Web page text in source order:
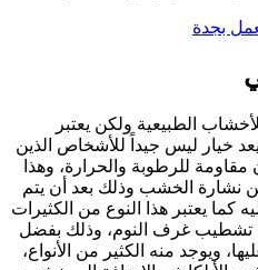
بجدة
الطبيعية ولكن يعتبر
خيار ليس جيداً للأشخاص الذين
للرطوبة والحرارة، وهذا
نشارة الخشب وذلك بعد أن يتم
كما يعتبر هذا النوع من الكثيرات
تشطيب غرف النوم، وذلك بفضل
ويوجد منه الكثير من الأنواع،